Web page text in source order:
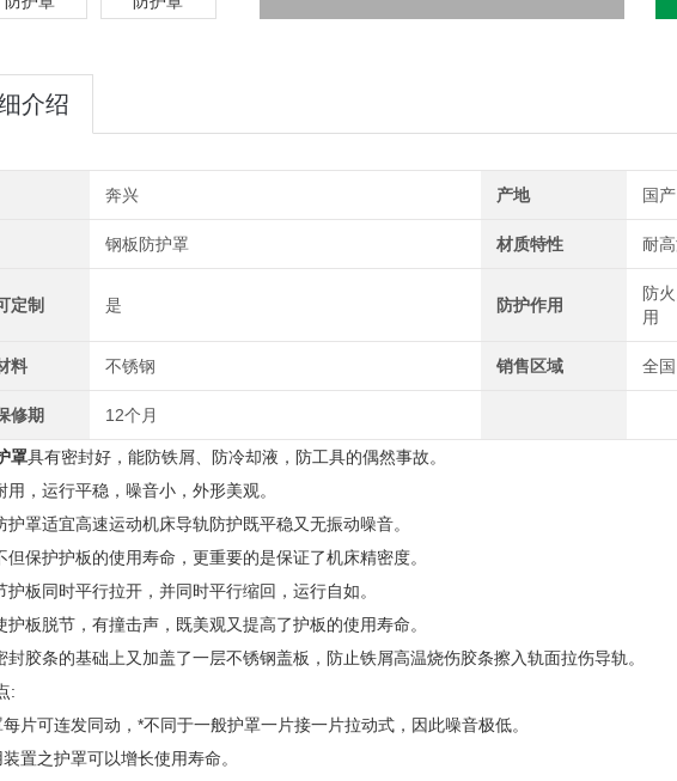
介绍
奔兴 产地 国产
钢板防护罩 材质特性 耐
定制 是 防护作用
防
用
料 不锈钢 销售区域 全国
修期 12个月
罩具有密封好，能防铁屑、防冷却液，防工具的偶然事故。
用，运行平稳，噪音小，外形美观。
护罩适宜高速运动机床导轨防护既平稳又无振动噪音。
但保护护板的使用寿命，更重要的是保证了机床精密度。
护板同时平行拉开，并同时平行缩回，运行自如。
护板脱节，有撞击声，既美观又提高了护板的使用寿命。
封胶条的基础上又加盖了一层不锈钢盖板，防止铁屑高温烧伤胶条擦入轨面拉伤导轨。
:
片可连发同动，*不同于一般护罩一片接一片拉动式，因此噪音极低。
置之护罩可以增长使用寿命。